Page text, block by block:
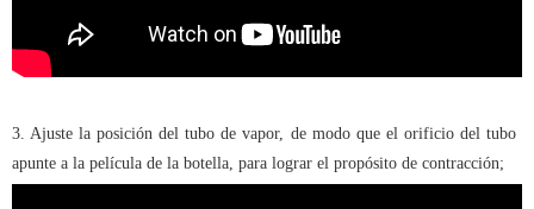
3. Ajuste la posición del tubo de vapor, de modo que el orificio del tubo
apunte a la película de la botella, para lograr el propósito de contracción;